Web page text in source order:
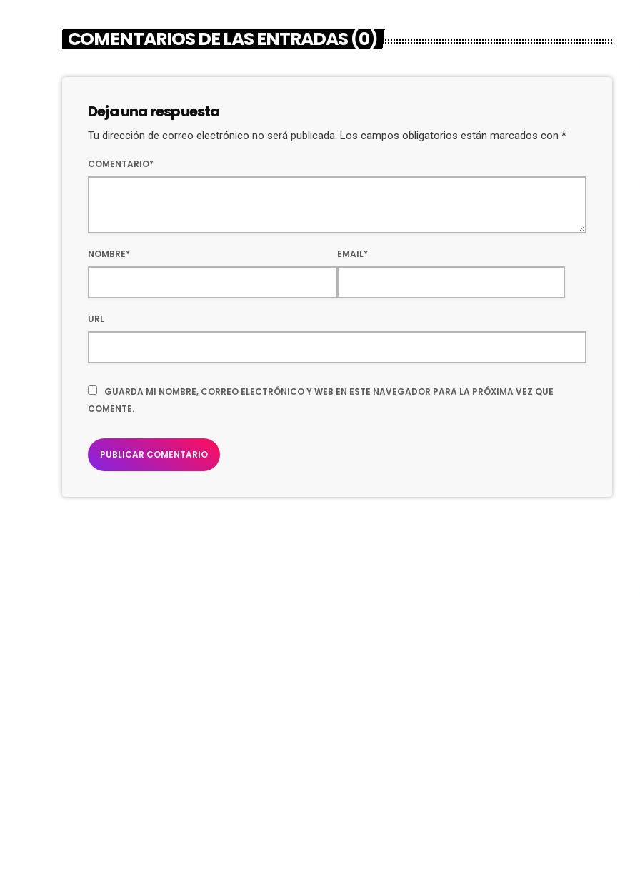
COMENTARIOS DE LAS ENTRADAS (0)
Deja una respuesta
Tu dirección de correo electrónico no será publicada. Los campos obligatorios están marcados con *
COMENTARIO*
NOMBRE* EMAIL*
URL
GUARDA MI NOMBRE, CORREO ELECTRÓNICO Y WEB EN ESTE NAVEGADOR PARA LA PRÓXIMA VEZ QUE
COMENTE.